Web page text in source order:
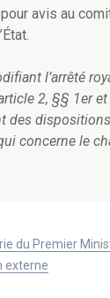
avis au
l’arrêté
2, §§ 1er
des
concerne le
du Premier
externe